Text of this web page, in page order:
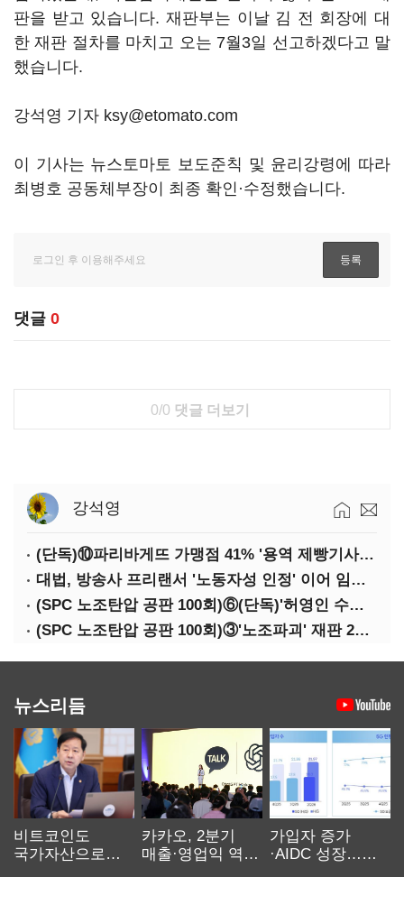
판을 받고 있습니다. 재판부는 이날 김 전 회장에 대
한 재판 절차를 마치고 오는 7월3일 선고하겠다고 말
했습니다.
강석영 기자 ksy@etomato.com
이 기사는 뉴스토마토 보도준칙 및 윤리강령에 따라
최병호 공동체부장이 최종 확인·수정했습니다.
댓글 0
0/0 댓글 더보기
강석영
(단독)⑩파리바게뜨 가맹점 41% '용역 제빵기사 없어'…고용불안 속 브랜드가치도 '흔들'
대법, 방송사 프리랜서 '노동자성 인정' 이어 임금차별 '제동'
(SPC 노조탄압 공판 100회)⑥(단독)'허영인 수사기밀 유출' 임원, 출소하자 '억대 연봉' 고문으로
(SPC 노조탄압 공판 100회)③'노조파괴' 재판 2년 만의 증언…파리바게뜨 지회장 "허영인에 엄벌을"
뉴스리듬
비트코인도
국가자산으로…'
카카오, 2분기
매출·영업익 역대
가입자 증가
·AIDC 성장…